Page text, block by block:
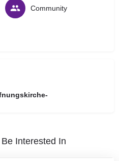
Community
Interested In
06/2026 9:30 - 11:30 Uhr